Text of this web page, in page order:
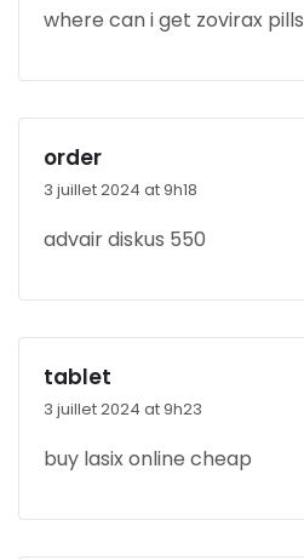
where can i get zovirax pills
order
3 juillet 2024 at 9h18
advair diskus 550
tablet
3 juillet 2024 at 9h23
buy lasix online cheap